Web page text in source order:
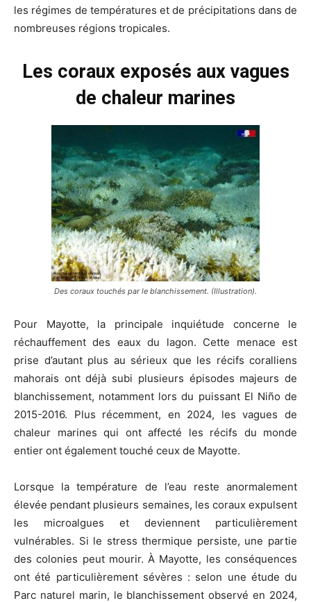
les régimes de températures et de précipitations dans de
nombreuses régions tropicales.
Les coraux exposés aux vagues
de chaleur marines
Des coraux touchés par le blanchissement. (Illustration).
Pour Mayotte, la principale inquiétude concerne le
réchauffement des eaux du lagon. Cette menace est
prise d’autant plus au sérieux que les récifs coralliens
mahorais ont déjà subi plusieurs épisodes majeurs de
blanchissement, notamment lors du puissant El Niño de
2015-2016. Plus récemment, en 2024, les vagues de
chaleur marines qui ont affecté les récifs du monde
entier ont également touché ceux de Mayotte.
Lorsque la température de l’eau reste anormalement
élevée pendant plusieurs semaines, les coraux expulsent
les microalgues et deviennent particulièrement
vulnérables. Si le stress thermique persiste, une partie
des colonies peut mourir. À Mayotte, les conséquences
ont été particulièrement sévères : selon une étude du
Parc naturel marin, le blanchissement observé en 2024,